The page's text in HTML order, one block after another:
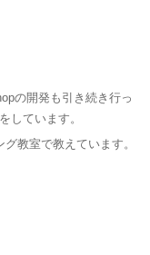
の開発も引き続き行っ
しています。
教室で教えています。